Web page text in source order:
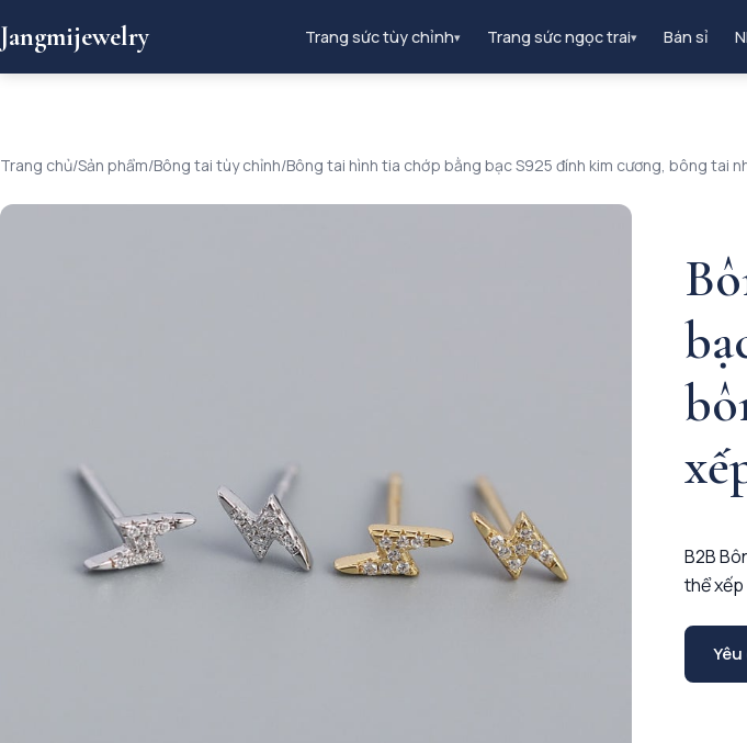
Jangmijewelry Trang sức tùy chỉnh▾ Trang sức ngọc trai▾ Bán sỉ
Trang chủ/Sản phẩm/Bông tai tùy chỉnh/Bông tai hình tia chớp bằng bạc S925 đính kim cương, bông tai
B2B
thể